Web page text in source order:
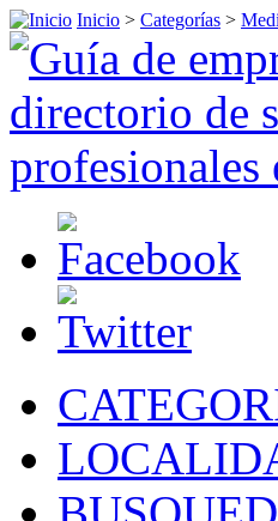
Inicio > Categorías >